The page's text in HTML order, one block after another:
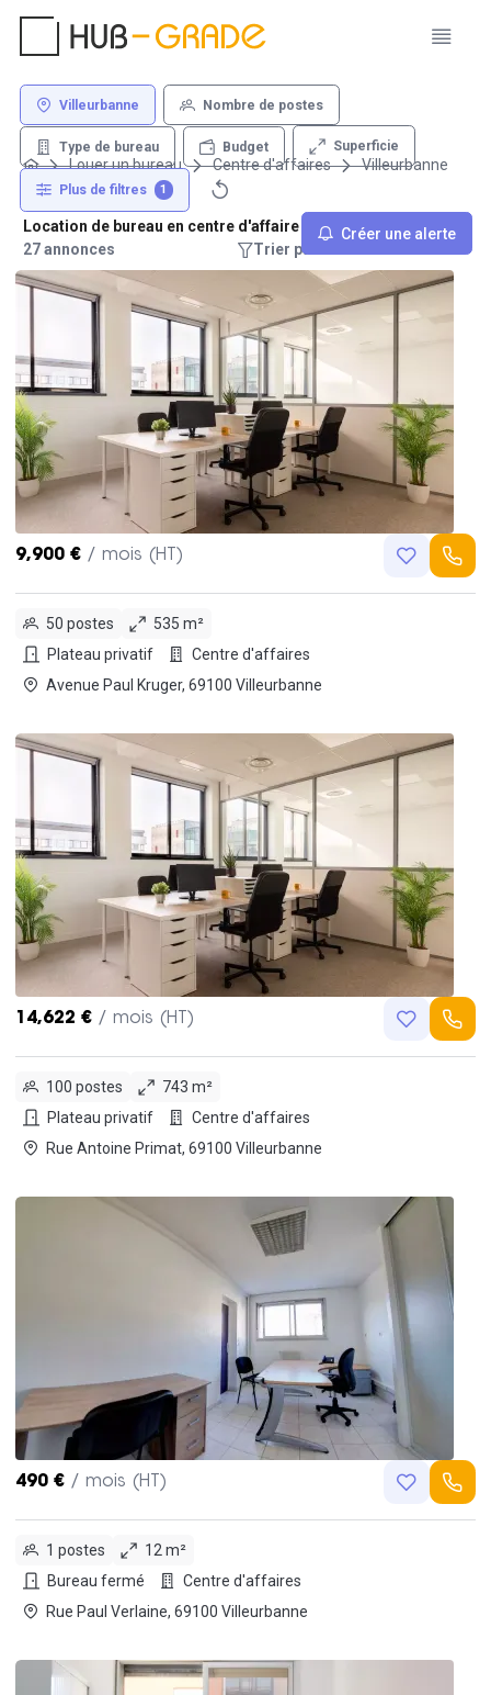
Villeurbanne Nombre de postes
Type de bureau Budget Superficie
Plus de filtres 1
Créer une alerte
Louer un bureau Centre d'affaires Villeurbanne
Location de bureau en centre d'affaire - 69100 Villeurbanne
27 annonces
Trier par : Recommandations
9,900 € / mois (HT)
50 postes
535 m²
Plateau privatif
Centre d'affaires
Avenue Paul Kruger, 69100 Villeurbanne
14,622 € / mois (HT)
100 postes
743 m²
Plateau privatif
Centre d'affaires
Rue Antoine Primat, 69100 Villeurbanne
490 € / mois (HT)
1 postes
12 m²
Bureau fermé
Centre d'affaires
Rue Paul Verlaine, 69100 Villeurbanne